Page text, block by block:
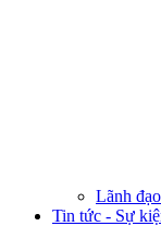
Lãnh
Tin tức - Sự